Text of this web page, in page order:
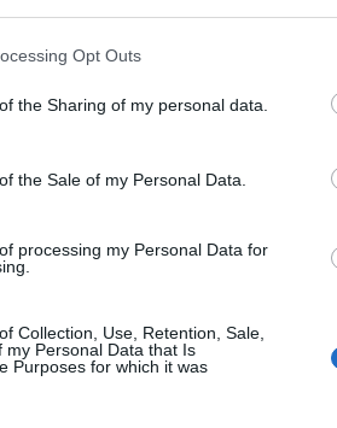
Opt Outs
the Sharing of my personal data.
the Sale of my Personal Data.
processing my Personal Data for
Collection, Use, Retention, Sale,
my Personal Data that Is
Purposes for which it was
defiladą
sobotę i niedzielę nieprzejezdna będzie
ruchu wzdłuż lewego brzegu Wisły. Na
zamknięte mosty oraz kładka pieszo-